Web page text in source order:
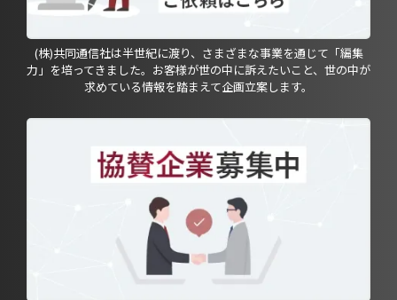
(株)共同通信社は半世紀に渡り、さまざまな事業を通じて「編集
力」を培ってきました。お客様が世の中に訴えたいこと、世の中が
求めている情報を踏まえて企画立案します。